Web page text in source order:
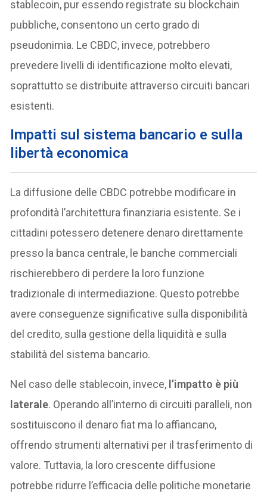
stablecoin, pur essendo registrate su blockchain
pubbliche, consentono un certo grado di
pseudonimia. Le CBDC, invece, potrebbero
prevedere livelli di identificazione molto elevati,
soprattutto se distribuite attraverso circuiti bancari
esistenti.
Impatti sul sistema bancario e sulla
libertà economica
La diffusione delle CBDC potrebbe modificare in
profondità l’architettura finanziaria esistente. Se i
cittadini potessero detenere denaro direttamente
presso la banca centrale, le banche commerciali
rischierebbero di perdere la loro funzione
tradizionale di intermediazione. Questo potrebbe
avere conseguenze significative sulla disponibilità
del credito, sulla gestione della liquidità e sulla
stabilità del sistema bancario.
Nel caso delle stablecoin, invece, l’impatto è più
laterale. Operando all’interno di circuiti paralleli, non
sostituiscono il denaro fiat ma lo affiancano,
offrendo strumenti alternativi per il trasferimento di
valore. Tuttavia, la loro crescente diffusione
potrebbe ridurre l’efficacia delle politiche monetarie